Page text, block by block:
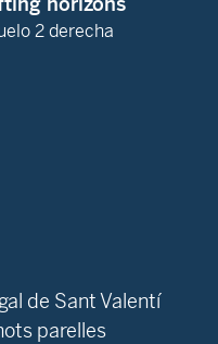
2 derecha
de Sant Valentí
parelles